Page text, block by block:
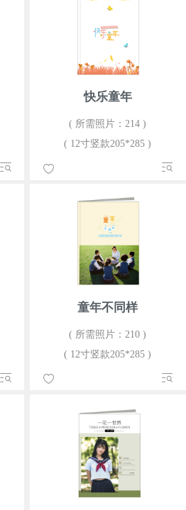
快乐童年
( 所需照片：214 )
( 12寸竖款205*285 )
童年不同样
( 所需照片：210 )
( 12寸竖款205*285 )